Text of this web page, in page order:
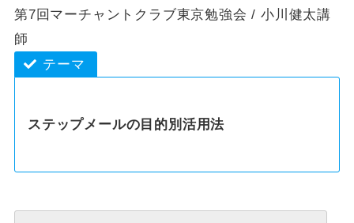
第7回マーチャントクラブ東京勉強会 / 小川健太講
師
テーマ
ステップメールの目的別活用法